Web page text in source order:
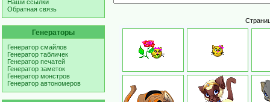
Наши ссылки
Обратная связь
Генераторы
Генератор смайлов
Генератор табличек
Генератор печатей
Генератор заметок
Генератор монстров
Генератор автономеров